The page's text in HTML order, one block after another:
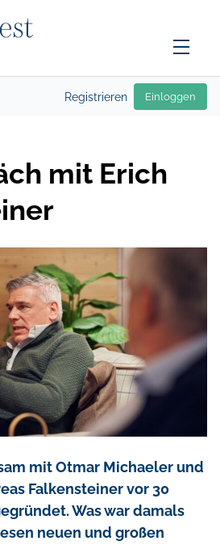
Registrieren Einloggen
mit Erich
mit Otmar Michaeler und
Falkensteiner vor 30
Was war damals
neuen und großen